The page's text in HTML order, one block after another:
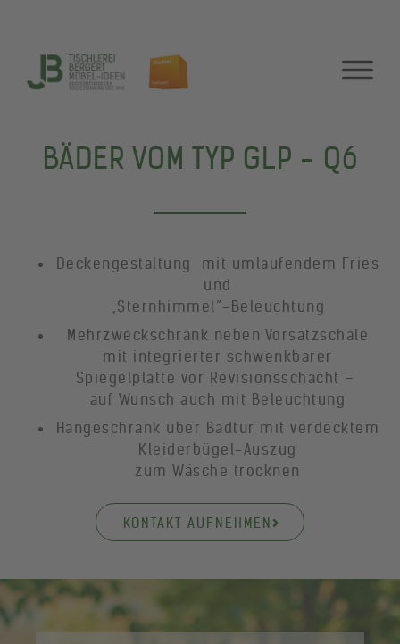
BÄDER VOM TYP GLP - Q6
Deckengestaltung mit umlaufendem Fries
und
„Sternhimmel“-Beleuchtung
Mehrzweckschrank neben Vorsatzschale
mit integrierter schwenkbarer
Spiegelplatte vor Revisionsschacht –
auf Wunsch auch mit Beleuchtung
Hängeschrank über Badtür mit verdecktem
Kleiderbügel-Auszug
zum Wäsche trocknen
KONTAKT AUFNEHMEN